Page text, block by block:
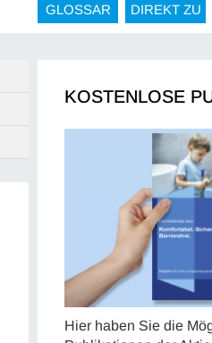
GLOSSAR DIREKT ZU
KOSTENLOSE
Hier haben Sie die